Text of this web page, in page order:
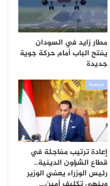
مطار زايد في السودان
يفتح الباب أمام حركة جوية
جديدة
سياسية
إعادة ترتيب مفاجئة في
قطاع الشؤون الدينية..
رئيس الوزراء يعفي الوزير